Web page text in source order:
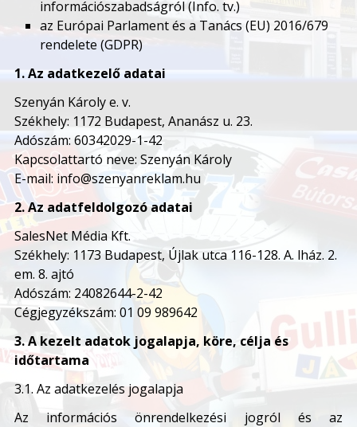
információszabadságról (Info. tv.)
az Európai Parlament és a Tanács (EU) 2016/679
rendelete (GDPR)
1. Az adatkezelő adatai
Szenyán Károly e. v.
Székhely: 1172 Budapest, Ananász u. 23.
Adószám: 60342029-1-42
Kapcsolattartó neve: Szenyán Károly
E-mail: info@szenyanreklam.hu
2. Az adatfeldolgozó adatai
SalesNet Média Kft.
Székhely: 1173 Budapest, Újlak utca 116-128. A. lház. 2.
em. 8. ajtó
Adószám: 24082644-2-42
Cégjegyzékszám: 01 09 989642
3. A kezelt adatok jogalapja, köre, célja és
időtartama
3.1. Az adatkezelés jogalapja
Az információs önrendelkezési jogról és az